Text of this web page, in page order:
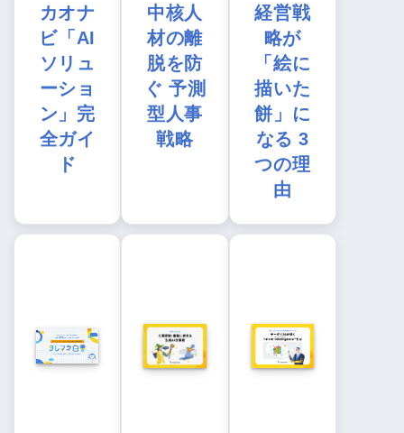
カオナ
ビ「AI
ソリュ
ーショ
ン」完
全ガイ
ド
中核人
材の離
脱を防
ぐ 予測
型人事
戦略
経営戦
略が
「絵に
描いた
餅」に
なる 3
つの理
由